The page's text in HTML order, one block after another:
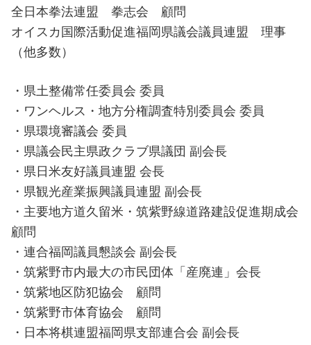
全日本拳法連盟 拳志会 顧問
オイスカ国際活動促進福岡県議会議員連盟 理事
（他多数）
・県土整備常任委員会 委員
・ワンヘルス・地方分権調査特別委員会 委員
・県環境審議会 委員
・県議会民主県政クラブ県議団 副会長
・県日米友好議員連盟 会長
・県観光産業振興議員連盟 副会長
・主要地方道久留米・筑紫野線道路建設促進期成会
顧問
・連合福岡議員懇談会 副会長
・筑紫野市内最大の市民団体「産廃連」会長
・筑紫地区防犯協会 顧問
・筑紫野市体育協会 顧問
・日本将棋連盟福岡県支部連合会 副会長